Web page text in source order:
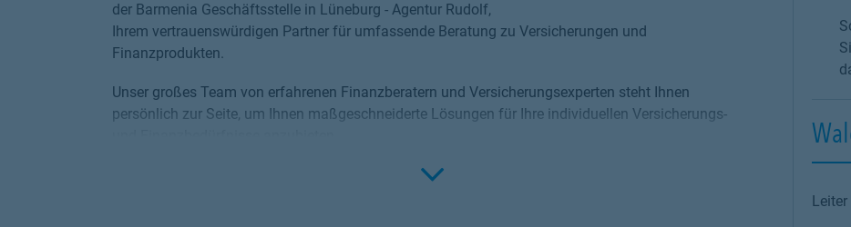
der Barmenia Geschäftsstelle in Lüneburg - Agentur Rudolf,
Ihrem vertrauenswürdigen Partner für umfassende Beratung zu Versicherungen und
Finanzprodukten.
Unser großes Team von erfahrenen Finanzberatern und Versicherungsexperten steht Ihnen
persönlich zur Seite, um Ihnen maßgeschneiderte Lösungen für Ihre individuellen Versicherungs-
und individuelle Beratung. Egal, ob Sie eine Immobilienfinanzierung, eine private
Click to expand
Leiter